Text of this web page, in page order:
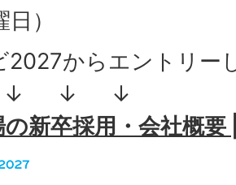
）
からエントリー
↓ ↓
の新卒採用・会社概